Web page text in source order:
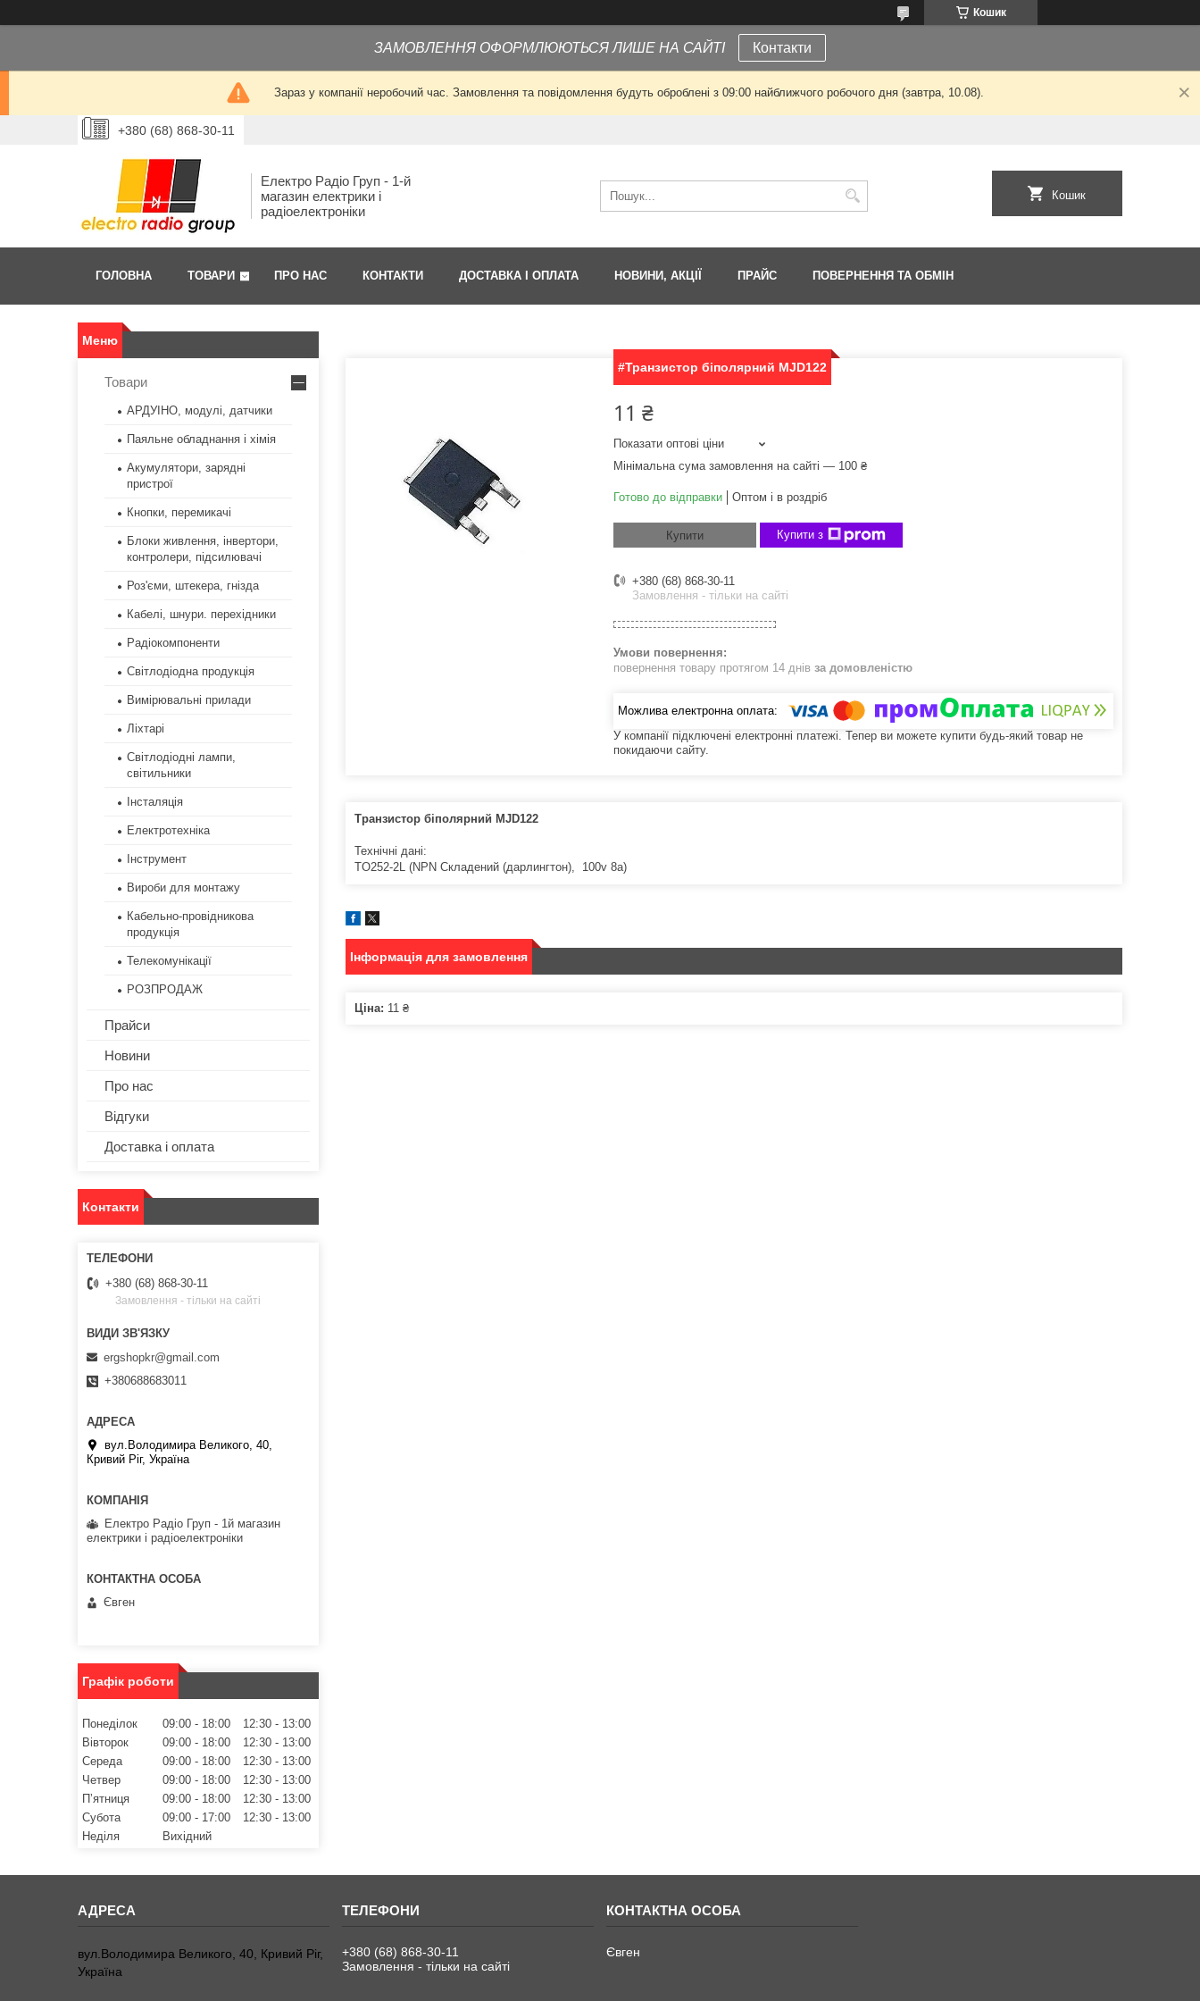
Кошик
ЗАМОВЛЕННЯ ОФОРМЛЮЮТЬСЯ ЛИШЕ НА САЙТІ Контакти
Зараз у компанії неробочий час. Замовлення та повідомлення будуть оброблені з 09:00 найближчого робочого дня (завтра, 10.08).
+380 (68) 868-30-11
Електро Радіо Груп - 1-й
магазин електрики і
радіоелектроніки
Кошик
ГОЛОВНА ТОВАРИ ПРО НАС КОНТАКТИ ДОСТАВКА І ОПЛАТА НОВИНИ, АКЦІЇ ПРАЙС ПОВЕРНЕННЯ ТА ОБМІН
#Транзистор біполярний MJD122
11 ₴
Показати оптові ціни
Мінімальна сума замовлення на сайті — 100 ₴
Готово до відправки Оптом і в роздріб
Купити Купити з
+380 (68) 868-30-11
Замовлення - тільки на сайті
повернення товару протягом 14 днів за домовленістю
У компанії підключені електронні платежі. Тепер ви можете купити будь-який товар не
покидаючи сайту.
Транзистор біполярний MJD122
Технічні дані:
TO252-2L (NPN Складений (дарлингтон), 100v 8a)
Інформація для замовлення
Ціна: 11 ₴
Товари
АРДУІНО, модулі, датчики
Паяльне обладнання і хімія
Акумулятори, зарядні
пристрої
Кнопки, перемикачі
Блоки живлення, інвертори,
контролери, підсилювачі
Роз'єми, штекера, гнізда
Кабелі, шнури. перехідники
Радіокомпоненти
Світлодіодна продукція
Вимірювальні прилади
Ліхтарі
Світлодіодні лампи,
світильники
Інсталяція
Електротехніка
Інструмент
Вироби для монтажу
Кабельно-провідникова
продукція
Телекомунікації
РОЗПРОДАЖ
Прайси
Новини
Про нас
Відгуки
Доставка і оплата
Контакти
+380 (68) 868-30-11
Замовлення - тільки на сайті
ergshopkr@gmail.com
+380688683011
вул.Володимира Великого, 40,
Кривий Ріг, Україна
Електро Радіо Груп - 1й магазин
електрики і радіоелектроніки
Євген
Графік роботи
Понеділок 09:00 18:00 12:30
13:00
Вівторок
09:00 18:00 12:30
13:00
Середа
09:00 18:00 12:30
13:00
Четвер
09:00 18:00 12:30
13:00
Пʼятниця
09:00 18:00 12:30
13:00
Субота
09:00 17:00 12:30
13:00
Неділя
Вихідний
вул.Володимира Великого, 40, Кривий Ріг,
Україна
+380 (68) 868-30-11
Замовлення - тільки на сайті
Євген